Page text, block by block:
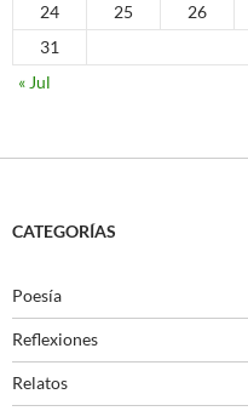
24
25 26
31
« Jul
CATEGORÍAS
Poesía
Reflexiones
Relatos